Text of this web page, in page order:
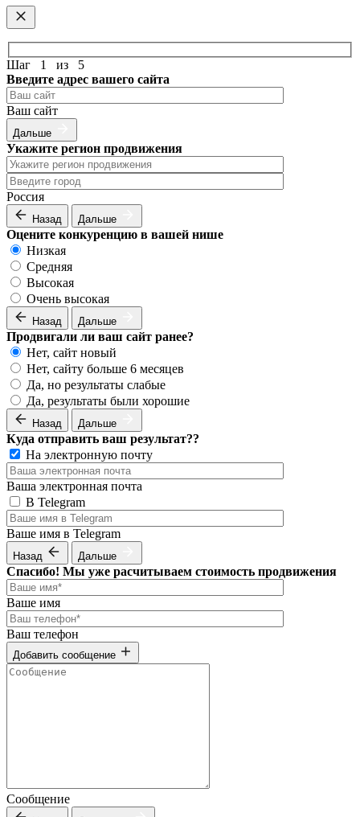
Шаг 1 из 5
Введите адрес вашего сайта
Ваш сайт
Дальше
Укажите регион продвижения
Россия
Назад Дальше
Оцените конкуренцию в вашей нише
Низкая
Средняя
Высокая
Очень высокая
Назад Дальше
Продвигали ли ваш сайт ранее?
Нет, сайт новый
Нет, сайту больше 6 месяцев
Да, но результаты слабые
Да, результаты были хорошие
Назад Дальше
Куда отправить ваш результат??
На электронную почту
Ваша электронная почта
В Telegram
Ваше имя в Telegram
Назад Дальше
Спасибо! Мы уже расчитываем стоимость продвижения
Ваше имя
Ваш телефон
Добавить сообщение
Сообщение